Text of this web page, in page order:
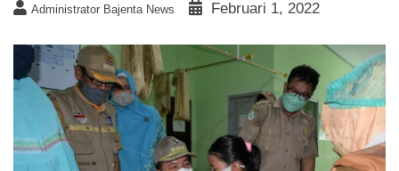
Administrator Bajenta News Februari 1, 2022